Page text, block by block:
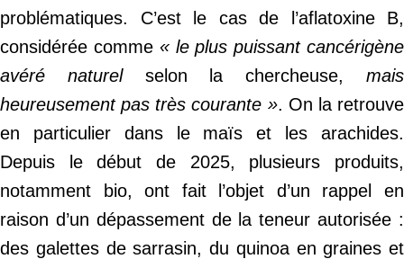
problématiques. C’est le cas de l’aflatoxine B,
considérée comme « le plus puissant cancérigène
avéré naturelselon la chercheuse,mais
heureusement pas très courante ». On la retrouve
en particulier dans le maïs et les arachides.
Depuis le début de 2025, plusieurs produits,
notamment bio, ont fait l’objet d’un rappel en
raison d’un dépassement de la teneur autorisée :
des galettes de sarrasin, du quinoa en graines et